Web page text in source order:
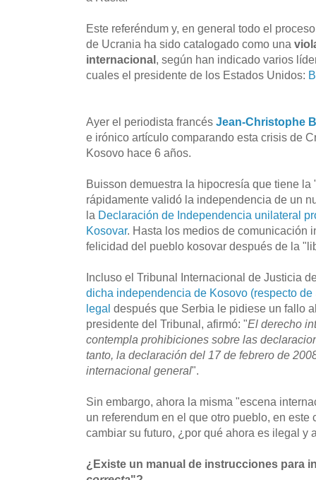
Este referéndum y, en general todo el
de Ucrania ha sido catalogado como una
internacional, según han indicado varios
cuales el presidente de los Estados Unidos:
Ayer el periodista francés Jean-Christophe
e irónico artículo comparando esta crisis de
Kosovo hace 6 años.
Buisson demuestra la hipocresía que tiene
rápidamente validó la independencia de un
la Declaración de Independencia unilateral
Kosovar. Hasta los medios de comunicación
felicidad del pueblo kosovar después de la
Incluso el Tribunal Internacional de Justicia
dicha independencia de Kosovo (respecto
legal después que Serbia le pidiese un fallo
presidente del Tribunal, afirmó: "El derecho
contempla prohibiciones sobre las
tanto, la declaración del 17 de febrero de
internacional general".
Sin embargo, ahora la misma "escena
un referendum en el que otro pueblo, en
cambiar su futuro, ¿por qué ahora es ilegal y
¿Existe un manual de instrucciones para